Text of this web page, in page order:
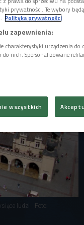
ludzi
Foto:
prywatności. Te wybory
Polityka prywatności
zapewnienia:
charakterystyki urządzenia do
nich. Spersonalizowane
wszystkich